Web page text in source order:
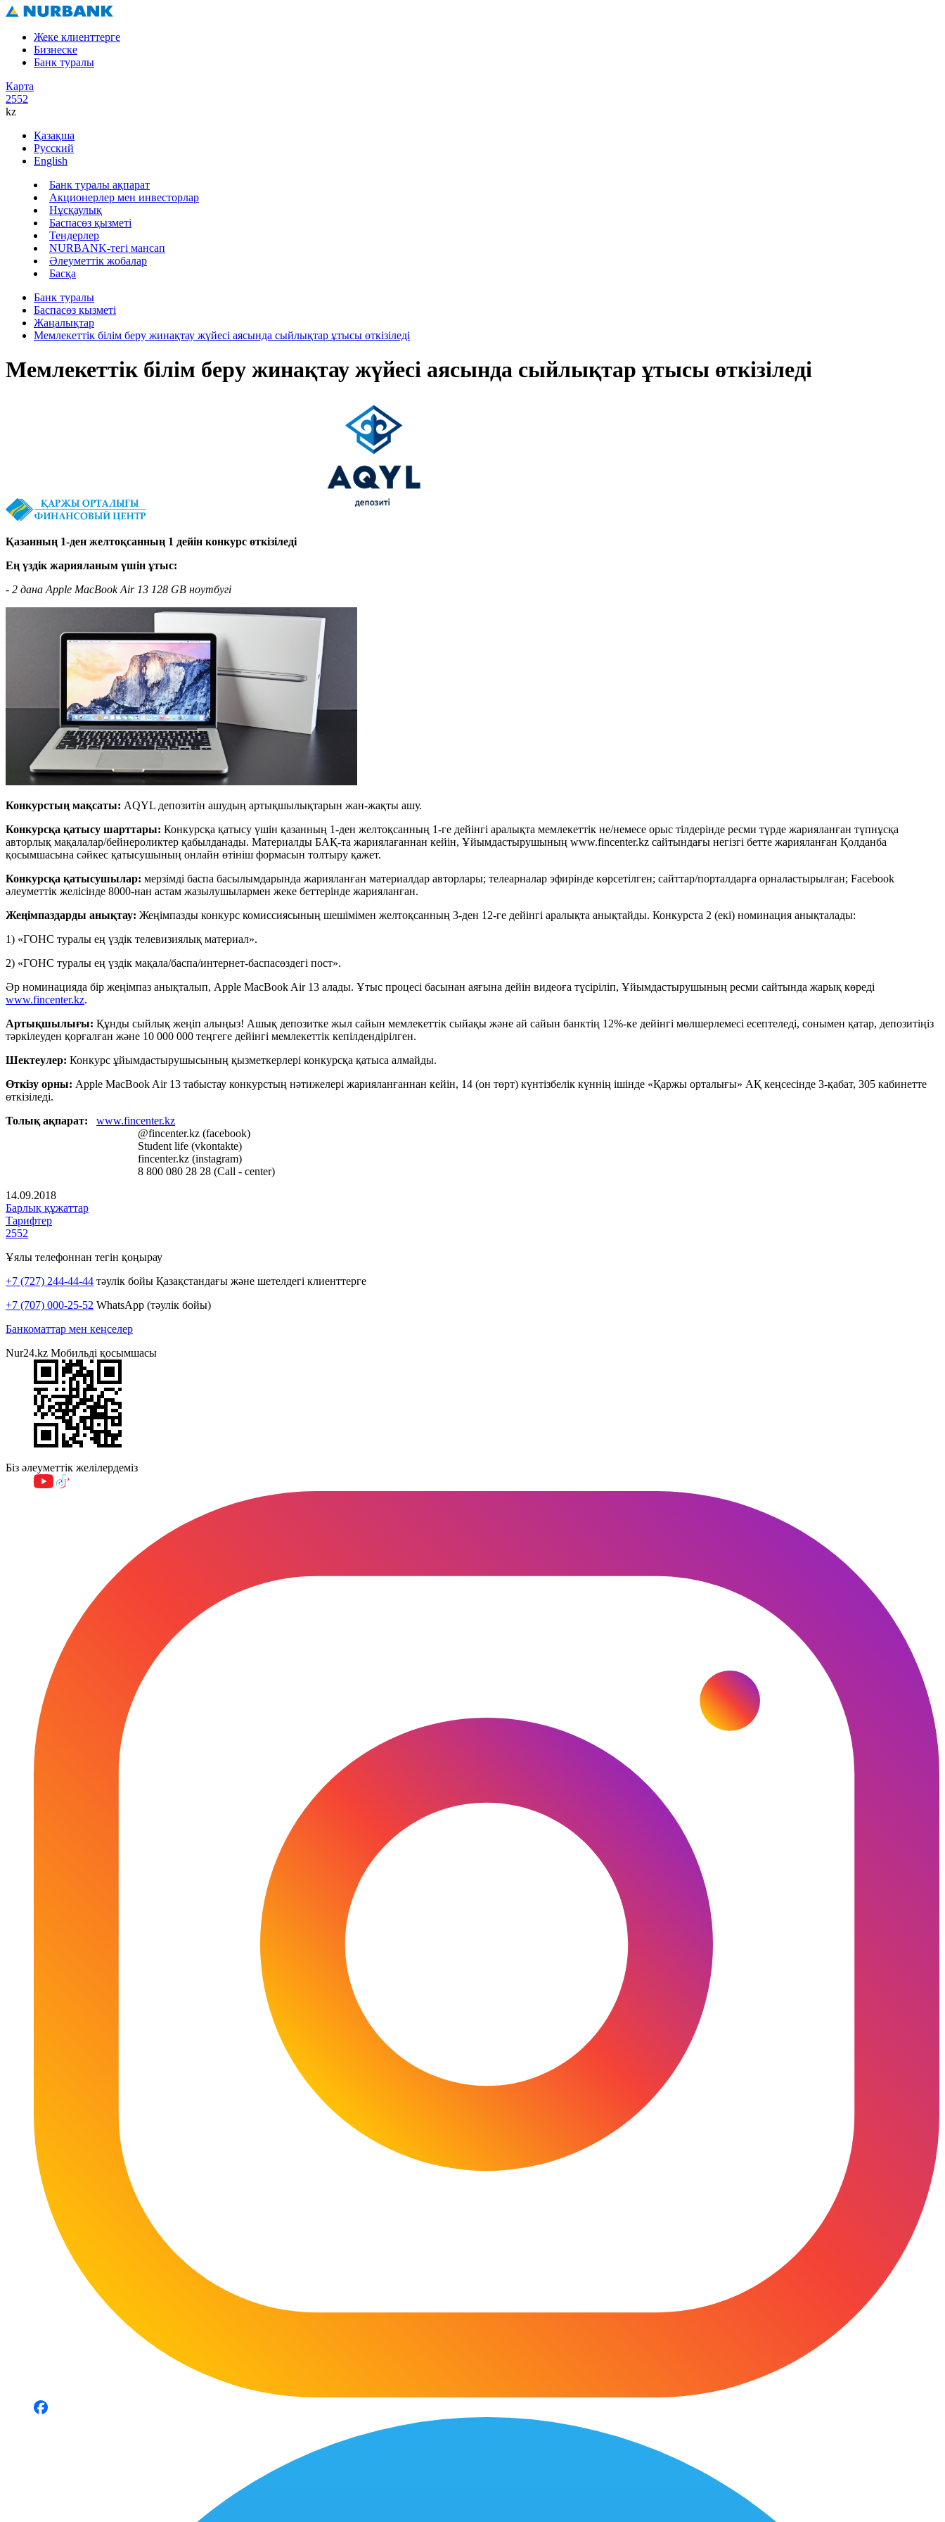
Жеке клиенттерге
Бизнеске
Банк туралы
Карта
2552
kz
Қазақша
Русский
English
Банк туралы ақпарат
Акционерлер мен инвесторлар
Нұсқаулық
Баспасөз қызметі
Тендерлер
NURBANK-тегі мансап
Әлеуметтік жобалар
Басқа
Банк туралы
Баспасөз қызметі
Жаңалықтар
Мемлекеттік білім беру жинақтау жүйесі аясында сыйлықтар ұтысы өткізіледі
Мемлекеттік білім беру жинақтау жүйесі аясында сыйлықтар ұтысы өткізіледі
Қазанның 1-ден желтоқсанның 1 дейін конкурс өткізіледі
Ең үздік жарияланым үшін ұтыс:
- 2 дана Apple MacBook Air 13 128 GB ноутбугі
Конкурстың мақсаты: AQYL депозитін ашудың артықшылықтарын жан-жақты ашу.
Конкурсқа қатысу шарттары: Конкурсқа қатысу үшін қазанның 1-ден желтоқсанның 1-ге дейінгі аралықта мемлекеттік не/немесе орыс тілдерінде ресми түрде жарияланған түпнұсқа
авторлық мақалалар/бейнероликтер қабылданады. Материалды БАҚ-та жариялағаннан кейін, Ұйымдастырушының www.fincenter.kz сайтындағы негізгі бетте жарияланған Қолданба
қосымшасына сәйкес қатысушының онлайн өтініш формасын толтыру қажет.
Конкурсқа қатысушылар: мерзімді баспа басылымдарында жарияланған материалдар авторлары; телеарналар эфирінде көрсетілген; сайттар/порталдарға орналастырылған; Facebook
әлеуметтік желісінде 8000-нан астам жазылушылармен жеке беттерінде жарияланған.
Жеңімпаздарды анықтау: Жеңімпазды конкурс комиссиясының шешімімен желтоқсанның 3-ден 12-ге дейінгі аралықта анықтайды. Конкурста 2 (екі) номинация анықталады:
1) «ГОНС туралы ең үздік телевизиялық материал».
2) «ГОНС туралы ең үздік мақала/баспа/интернет-баспасөздегі пост».
Әр номинацияда бір жеңімпаз анықталып, Apple MacBook Air 13 алады. Ұтыс процесі басынан аяғына дейін видеоға түсіріліп, Ұйымдастырушының ресми сайтында жарық көреді
www.fincenter.kz.
Артықшылығы: Құнды сыйлық жеңіп алыңыз! Ашық депозитке жыл сайын мемлекеттік сыйақы және ай сайын банктің 12%-ке дейінгі мөлшерлемесі есептеледі, сонымен қатар, депозитіңіз
тәркілеуден қорғалған және 10 000 000 теңгеге дейінгі мемлекеттік кепілдендірілген.
Шектеулер: Конкурс ұйымдастырушысының қызметкерлері конкурсқа қатыса алмайды.
Өткізу орны: Apple MacBook Air 13 табыстау конкурстың нәтижелері жарияланғаннан кейін, 14 (он төрт) күнтізбелік күннің ішінде «Қаржы орталығы» АҚ кеңсесінде 3-қабат, 305 кабинетте
өткізіледі.
Толық ақпарат:
www.fincenter.kz
@fincenter.kz (facebook)
Student life (vkontakte)
fincenter.kz (instagram)
8 800 080 28 28 (Call - center)
14.09.2018
Барлық құжаттар
Тарифтер
2552
Ұялы телефоннан тегін қоңырау
+7 (727) 244-44-44 тәулік бойы Қазақстандағы және шетелдегі клиенттерге
+7 (707) 000-25-52 WhatsApp (тәулік бойы)
Банкоматтар мен кеңселер
Nur24.kz Мобильді қосымшасы
Біз әлеуметтік желілердеміз